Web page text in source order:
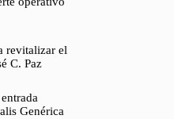
revitalizar el
C. Paz
Genérica